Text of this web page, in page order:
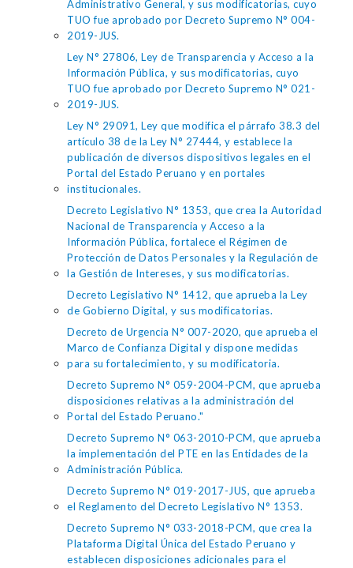
Administrativo General, y sus modificatorias, cuyo
TUO fue aprobado por Decreto Supremo N° 004-
2019-JUS.
Ley N° 27806, Ley de Transparencia y Acceso a la
Información Pública, y sus modificatorias, cuyo
TUO fue aprobado por Decreto Supremo N° 021-
2019-JUS.
Ley N° 29091, Ley que modifica el párrafo 38.3 del
artículo 38 de la Ley N° 27444, y establece la
publicación de diversos dispositivos legales en el
Portal del Estado Peruano y en portales
institucionales.
Decreto Legislativo N° 1353, que crea la Autoridad
Nacional de Transparencia y Acceso a la
Información Pública, fortalece el Régimen de
Protección de Datos Personales y la Regulación de
la Gestión de Intereses, y sus modificatorias.
Decreto Legislativo N° 1412, que aprueba la Ley
de Gobierno Digital, y sus modificatorias.
Decreto de Urgencia N° 007-2020, que aprueba el
Marco de Confianza Digital y dispone medidas
para su fortalecimiento, y su modificatoria.
Decreto Supremo N° 059-2004-PCM, que aprueba
disposiciones relativas a la administración del
Portal del Estado Peruano."
Decreto Supremo N° 063-2010-PCM, que aprueba
la implementación del PTE en las Entidades de la
Administración Pública.
Decreto Supremo N° 019-2017-JUS, que aprueba
el Reglamento del Decreto Legislativo N° 1353.
Decreto Supremo N° 033-2018-PCM, que crea la
Plataforma Digital Única del Estado Peruano y
establecen disposiciones adicionales para el